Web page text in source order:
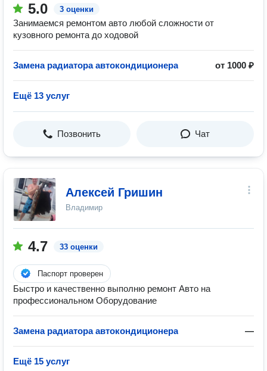
5.0 3 оценки
Занимаемся ремонтом авто любой сложности от
кузовного ремонта до ходовой
Замена радиатора автокондиционера от 1000 ₽
Ещё 13 услуг
Позвонить Чат
Алексей Гришин
Владимир
4.7 33 оценки
Паспорт проверен
Быстро и качественно выполню ремонт Авто на
профессиональном Оборудование
Замена радиатора автокондиционера —
Ещё 15 услуг